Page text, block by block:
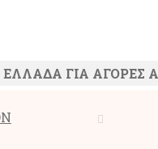
ΓΙΑ ΑΓΟΡΕΣ